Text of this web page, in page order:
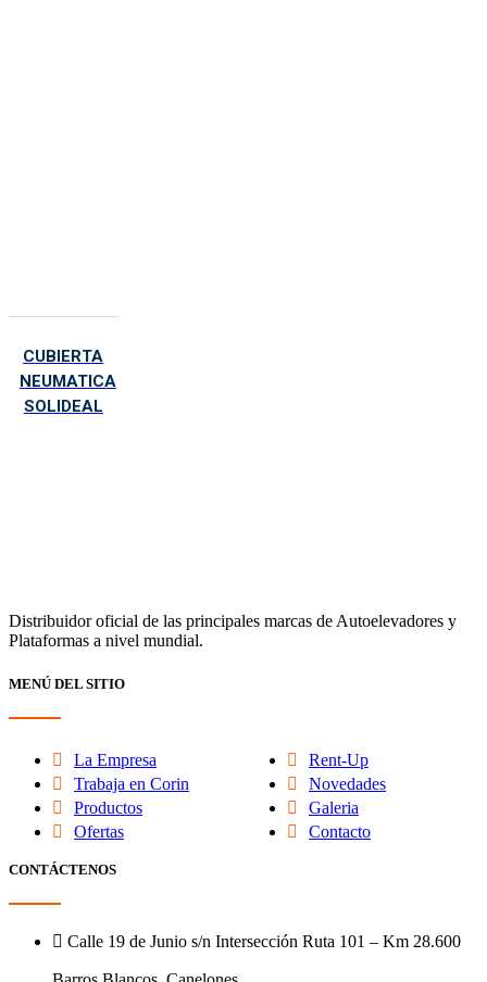
CUBIERTA
NEUMATICA
SOLIDEAL
Distribuidor oficial de las principales marcas de Autoelevadores y
Plataformas a nivel mundial.
MENÚ DEL SITIO
La Empresa
Trabaja en Corin
Productos
Ofertas
Rent-Up
Novedades
Galeria
Contacto
CONTÁCTENOS
Calle 19 de Junio s/n Intersección Ruta 101 – Km 28.600